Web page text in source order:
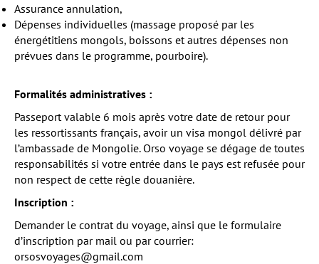
Assurance annulation,
Dépenses individuelles (massage proposé par les
énergétitiens mongols, boissons et autres dépenses non
prévues dans le programme, pourboire).
Formalités administratives :
Passeport valable 6 mois après votre date de retour pour
les ressortissants français, avoir un visa mongol délivré par
l’ambassade de Mongolie. Orso voyage se dégage de toutes
responsabilités si votre entrée dans le pays est refusée pour
non respect de cette règle douanière.
Inscription :
Demander le contrat du voyage, ainsi que le formulaire
d’inscription par mail ou par courrier:
orsosvoyages@gmail.com